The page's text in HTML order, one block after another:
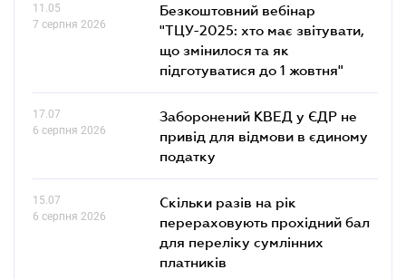
11.05
7 серпня 2026
Безкоштовний вебінар
"ТЦУ-2025: хто має звітувати,
що змінилося та як
підготуватися до 1 жовтня"
17.07
6 серпня 2026
Заборонений КВЕД у ЄДР не
привід для відмови в єдиному
податку
15.07
6 серпня 2026
Скільки разів на рік
перераховують прохідний бал
для переліку сумлінних
платників